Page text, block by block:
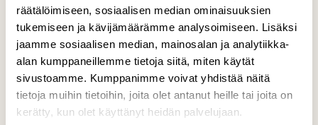
räätälöimiseen, sosiaalisen median ominaisuuksien
tukemiseen ja kävijämäärämme analysoimiseen. Lisäksi
jaamme sosiaalisen median, mainosalan ja analytiikka-
alan kumppaneillemme tietoja siitä, miten käytät
sivustoamme. Kumppanimme voivat yhdistää näitä
tietoja muihin tietoihin, joita olet antanut heille tai joita on
kerätty, kun olet käyttänyt heidän palvelujaan.